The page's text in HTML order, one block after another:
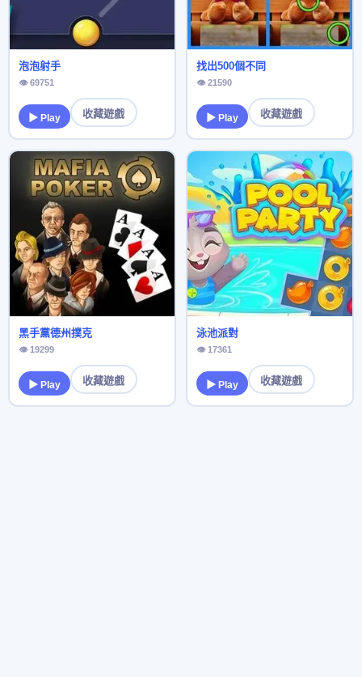
泡泡射手
👁 69751
▶ Play 收藏遊戲
找出500個不同
👁 21590
▶ Play 收藏遊戲
黑手黨德州撲克
👁 19299
▶ Play 收藏遊戲
泳池派對
👁 17361
▶ Play 收藏遊戲